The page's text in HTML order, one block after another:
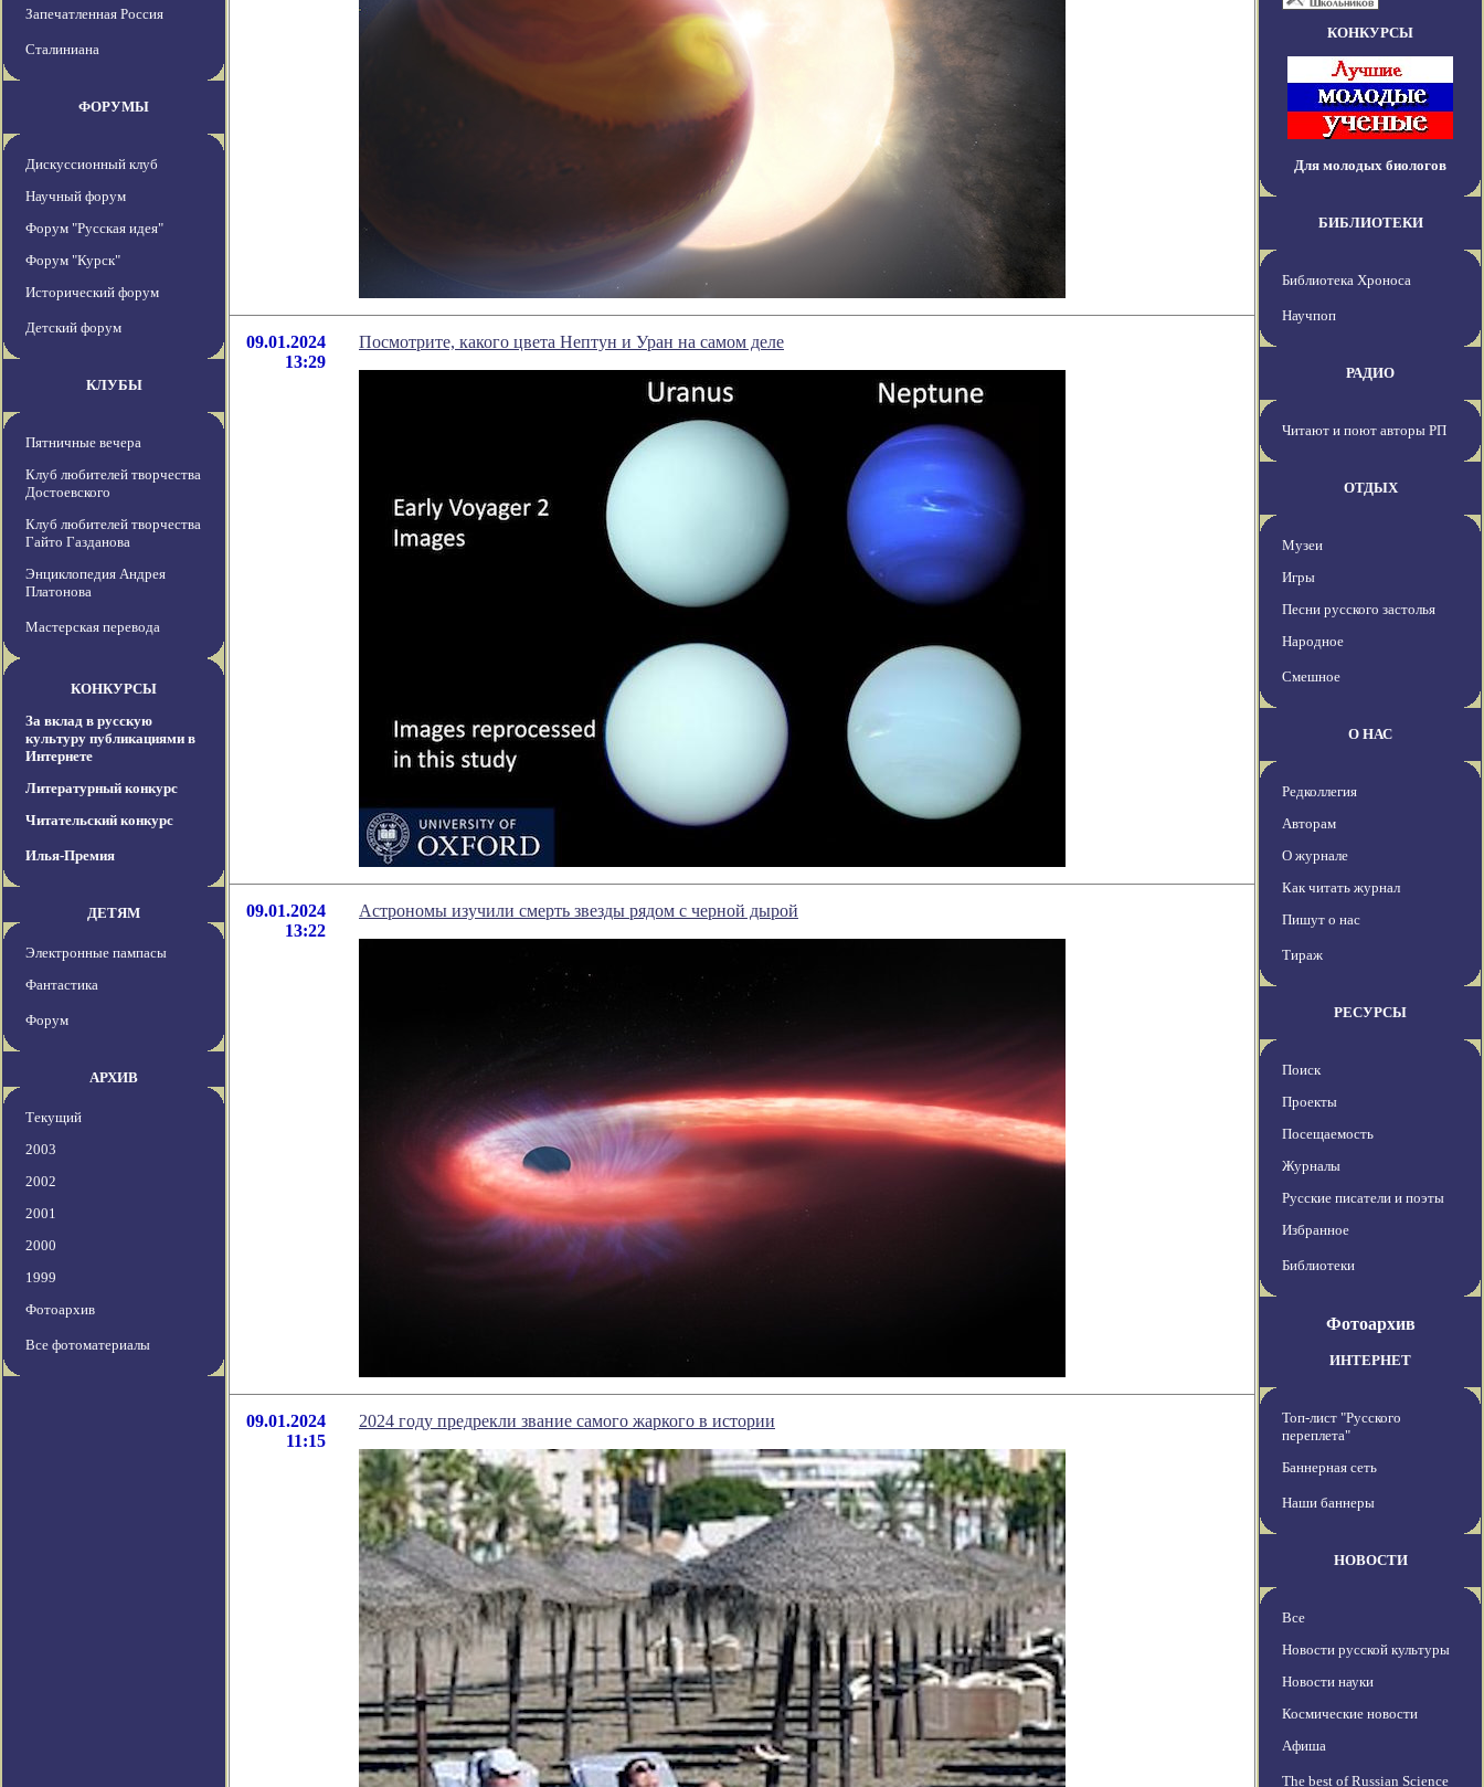
Запечатленная Россия
Сталиниана
ФОРУМЫ
Дискуссионный клуб
Научный форум
Форум "Русская идея"
Форум "Курск"
Исторический форум
Детский форум
КЛУБЫ
Пятничные вечера
Клуб любителей творчества
Достоевского
Клуб любителей творчества
Гайто Газданова
Энциклопедия Андрея
Платонова
Мастерская перевода
КОНКУРСЫ
За вклад в русскую
культуру публикациями в
Интернете
Литературный конкурс
Читательский конкурс
Илья-Премия
ДЕТЯМ
Электронные пампасы
Фантастика
Форум
АРХИВ
Текущий
2003
2002
2001
2000
1999
Фотоархив
Все фотоматериалы
09.01.2024
13:29
Посмотрите, какого цвета Нептун и Уран на самом деле
09.01.2024
13:22
Астрономы изучили смерть звезды рядом с черной дырой
09.01.2024
11:15
2024 году предрекли звание самого жаркого в истории
КОНКУРСЫ
Для молодых биологов
БИБЛИОТЕКИ
Библиотека Хроноса
Научпоп
РАДИО
Читают и поют авторы РП
ОТДЫХ
Музеи
Игры
Песни русского застолья
Народное
Смешное
О НАС
Редколлегия
Авторам
О журнале
Как читать журнал
Пишут о нас
Тираж
РЕСУРСЫ
Поиск
Проекты
Посещаемость
Журналы
Русские писатели и поэты
Избранное
Библиотеки
Фотоархив
ИНТЕРНЕТ
Топ-лист "Русского
переплета"
Баннерная сеть
Наши баннеры
НОВОСТИ
Все
Новости русской культуры
Новости науки
Космические новости
Афиша
The best of Russian Science